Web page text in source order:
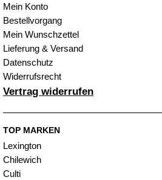
Mein Konto
Bestellvorgang
Mein Wunschzettel
Lieferung & Versand
Datenschutz
Widerrufsrecht
Vertrag widerrufen
TOP MARKEN
Lexington
Chilewich
Culti